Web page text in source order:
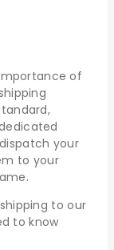
of
your
to your
to our
to know